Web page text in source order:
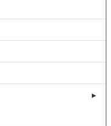
завязками на линии
материалами